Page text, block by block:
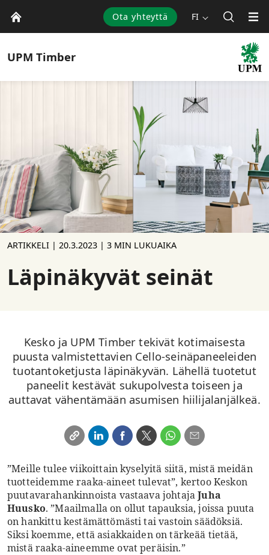
Ota yhteyttä FI
UPM Timber
ARTIKKELI | 20.3.2023 | 3 MIN LUKUAIKA
Läpinäkyvät seinät
Kesko ja UPM Timber tekivät kotimaisesta
puusta valmistettavien Cello-seinäpaneeleiden
tuotantoketjusta läpinäkyvän. Lähellä tuotetut
paneelit kestävät sukupolvesta toiseen ja
auttavat vähentämään asumisen hiilijalanjälkeä.
”Meille tulee viikoittain kyselyitä siitä, mistä meidän
tuotteidemme raaka-aineet tulevat”, kertoo Keskon
puutavarahankinnoista vastaava johtajaJuha
Huusko. ”Maailmalla on ollut tapauksia, joissa puuta
on hankittu kestämättömästi tai vastoin säädöksiä.
Siksi koemme, että asiakkaiden on tärkeää tietää,
mistä raaka-aineemme ovat peräisin.”